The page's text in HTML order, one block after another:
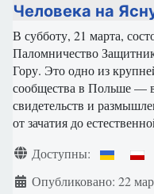
Человека на
В субботу, 21 марта,
Паломничество
Гору. Это одно из
сообщества в Польше —
свидетельств и
от зачатия до
Информация о материале
Доступны:
Опубликовано: 22